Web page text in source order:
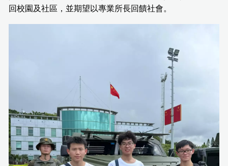
回校園及社區，並期望以專業所長回饋社會。